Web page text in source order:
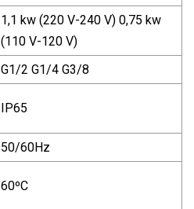
1,1 kw (220 V-240 V) 0,75 kw
(110 V-120 V)
G1/2 G1/4 G3/8
IP65
50/60Hz
60ºC